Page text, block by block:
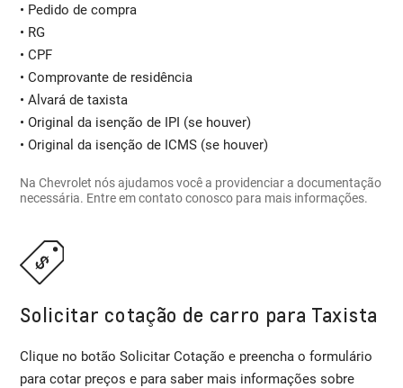
• Pedido de compra
• RG
• CPF
• Comprovante de residência
• Alvará de taxista
• Original da isenção de IPI (se houver)
• Original da isenção de ICMS (se houver)
Na Chevrolet nós ajudamos você a providenciar a documentação
necessária. Entre em contato conosco para mais informações.
Solicitar cotação de carro para Taxista
Clique no botão Solicitar Cotação e preencha o formulário
para cotar preços e para saber mais informações sobre